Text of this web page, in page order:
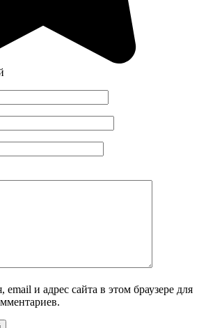
и адрес сайта в этом браузере для